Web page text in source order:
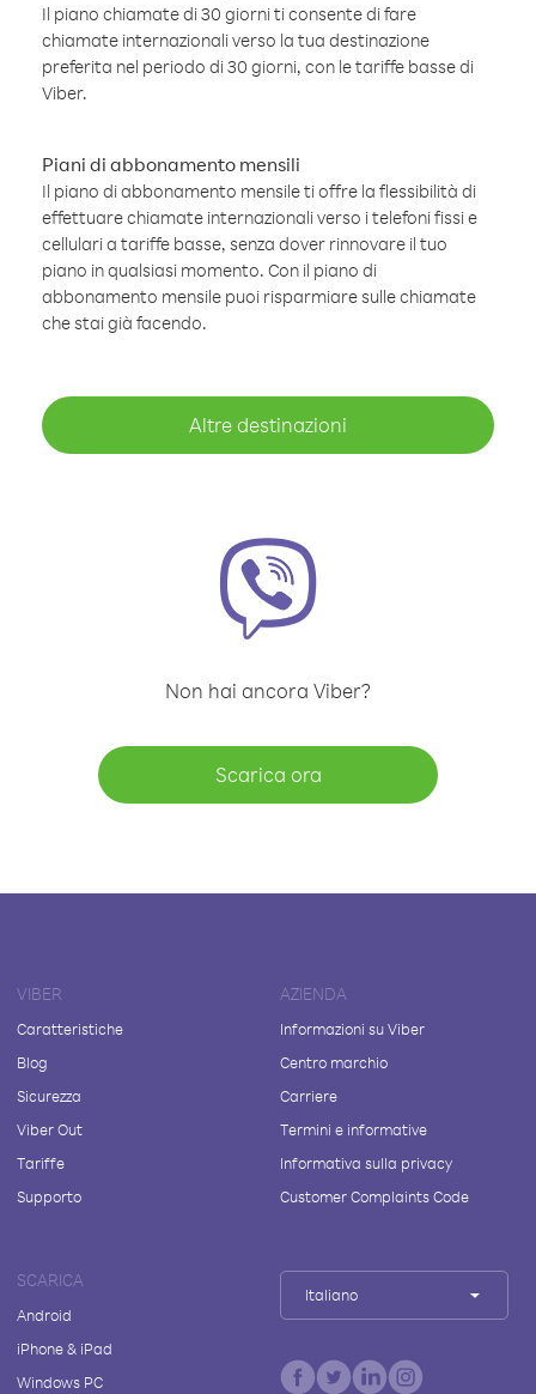
Il piano chiamate di 30 giorni ti consente di fare
chiamate internazionali verso la tua destinazione
preferita nel periodo di 30 giorni, con le tariffe basse di
Viber.
Piani di abbonamento mensili
Il piano di abbonamento mensile ti offre la flessibilità di
effettuare chiamate internazionali verso i telefoni fissi e
cellulari a tariffe basse, senza dover rinnovare il tuo
piano in qualsiasi momento. Con il piano di
abbonamento mensile puoi risparmiare sulle chiamate
che stai già facendo.
Altre destinazioni
Non hai ancora Viber?
Scarica ora
VIBER
Caratteristiche
Blog
Sicurezza
Viber Out
Tariffe
Supporto
AZIENDA
Informazioni su Viber
Centro marchio
Carriere
Termini e informative
Informativa sulla privacy
Customer Complaints Code
SCARICA
Android
iPhone & iPad
Windows PC
Italiano